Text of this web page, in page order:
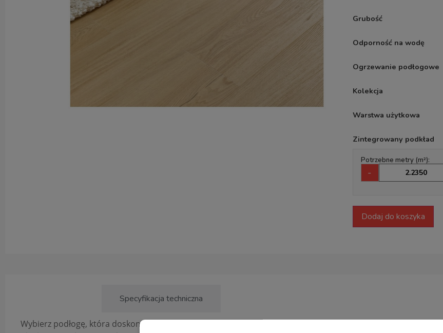
Grubość
Odporność na wodę
Ogrzewanie podłogowe
Kolekcja
Warstwa użytkowa
Zintegrowany podkład
Potrzebne metry (m²):
-
Dodaj do koszyka
Specyfikacja techniczna
Wybierz podłogę, która doskonale łączy się z każdym stylem wnętrzarskim. Kolekcja ,